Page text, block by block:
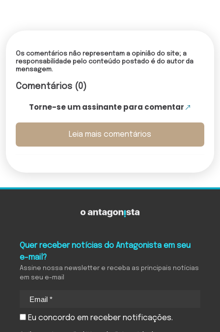
Os comentários não representam a opinião do site; a
responsabilidade pelo conteúdo postado é do autor da
mensagem.
Comentários (0)
Torne-se um assinante para comentar
Leia mais comentários
Quer receber notícias do Antagonista em seu
e-mail?
Assine nossa newsletter e receba as principais notícias
em seu e-mail
Eu concordo em receber notificações.